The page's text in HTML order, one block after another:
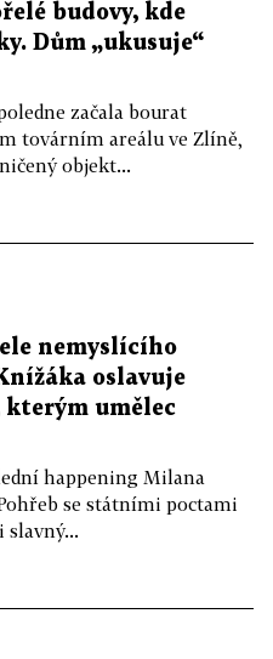
budovy, kde
Dům „ukusuje“
začala bourat
továrním areálu ve Zlíně,
objekt...
nemyslícího
oslavuje
kterým umělec
happening Milana
se státními poctami